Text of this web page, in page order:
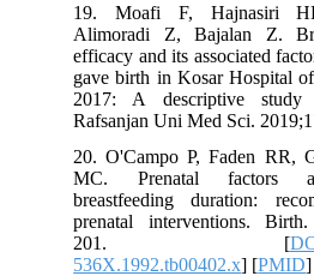
19.
efficacy
gave birth
2017: A
Rafsanjan
20.
MC.
prenatal